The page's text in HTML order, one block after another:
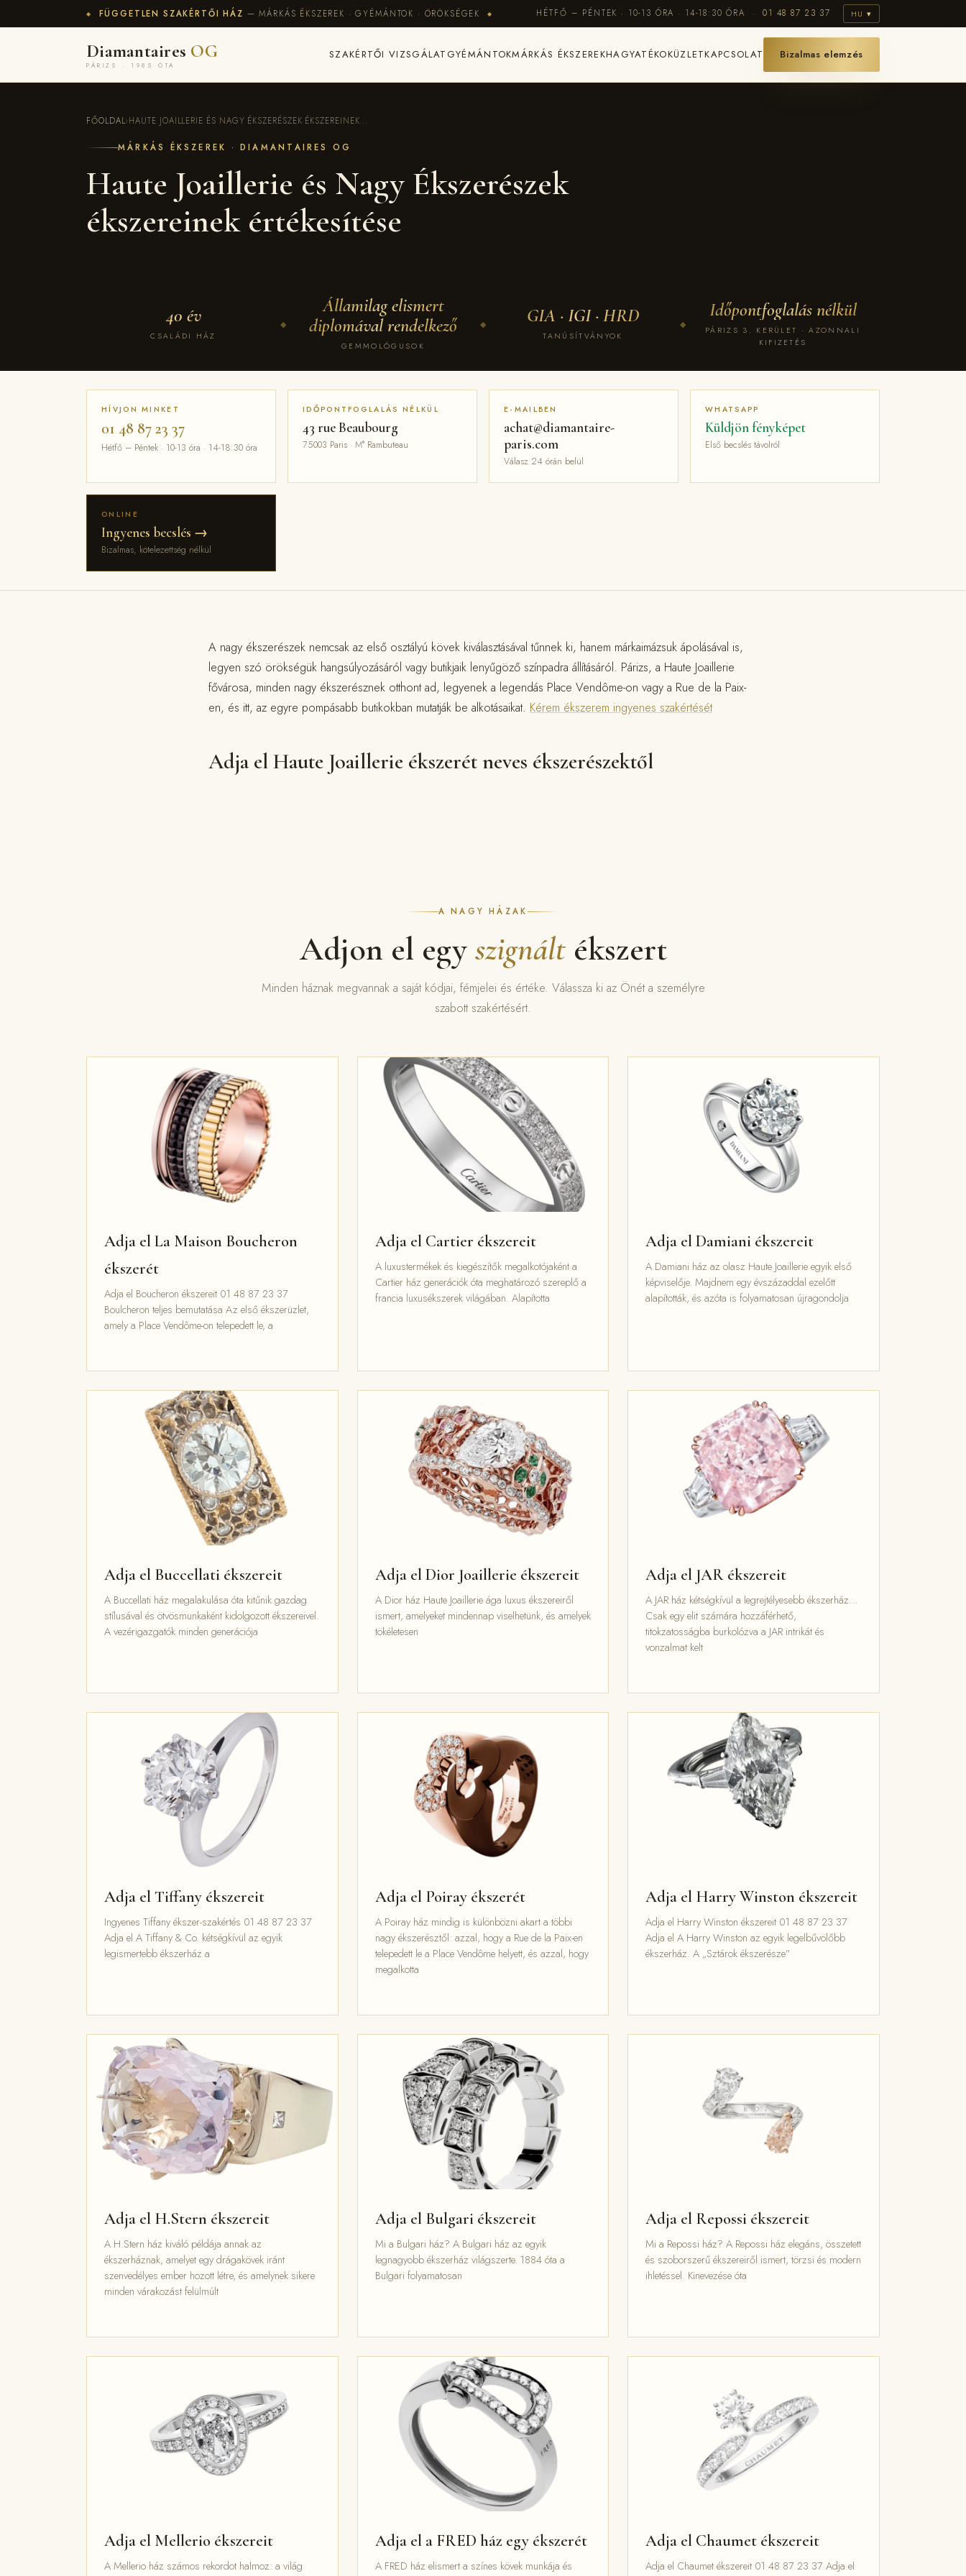
◆ FÜGGETLEN SZAKÉRTŐI HÁZ — MÁRKÁS ÉKSZEREK · GYÉMÁNTOK · ÖRÖKSÉGEK ◆ HÉTFŐ – PÉNTEK · 10-13 ÓRA · 14-18:30 ÓRA ·01 48 87 23 37 HU ▾
Diamantaires OG
PÁRIZS · 1985 ÓTA
SZAKÉRTŐI VIZSGÁLAT GYÉMÁNTOKMÁRKÁS ÉKSZEREKHAGYATÉKOKÜZLETKAPCSOLAT Bizalmas elemzés
FŐOLDAL›HAUTE JOAILLERIE ÉS NAGY ÉKSZERÉSZEK ÉKSZEREINEK...
MÁRKÁS ÉKSZEREK · DIAMANTAIRES OG
Haute Joaillerie és Nagy Ékszerészek
ékszereinek értékesítése
40 év
CSALÁDI HÁZ
◆
Államilag elismert
diplomával rendelkező
GEMMOLÓGUSOK
◆ GIA · IGI · HRD
TANÚSÍTVÁNYOK
◆
Időpontfoglalás nélkül
PÁRIZS 3. KERÜLET · AZONNALI
KIFIZETÉS
HÍVJON MINKET
01 48 87 23 37
Hétfő – Péntek · 10-13 óra · 14-18:30 óra
IDŐPONTFOGLALÁS NÉLKÜL
43 rue Beaubourg
75003 Paris · M° Rambuteau
E-MAILBEN
achat@diamantaire-
paris.com
Válasz 24 órán belül
WHATSAPP
Küldjön fényképet
Első becslés távolról
ONLINE
Ingyenes becslés →
Bizalmas, kötelezettség nélkül
A nagy ékszerészek nemcsak az első osztályú kövek kiválasztásával tűnnek ki, hanem márkaimázsuk ápolásával is,
legyen szó örökségük hangsúlyozásáról vagy butikjaik lenyűgöző színpadra állításáról. Párizs, a Haute Joaillerie
fővárosa, minden nagy ékszerésznek otthont ad, legyenek a legendás Place Vendôme-on vagy a Rue de la Paix-
en, és itt, az egyre pompásabb butikokban mutatják be alkotásaikat. Kérem ékszerem ingyenes szakértését
Adja el Haute Joaillerie ékszerét neves ékszerészektől
A NAGY HÁZAK
Adjon el egyszignáltékszert
Minden háznak megvannak a saját kódjai, fémjelei és értéke. Válassza ki az Önét a személyre
szabott szakértésért.
Adja el La Maison Boucheron
ékszerét
Adja el Boucheron ékszereit 01 48 87 23 37
Boulcheron teljes bemutatása Az első ékszerüzlet,
amely a Place Vendôme-on telepedett le, a
Adja el Cartier ékszereit
A luxustermékek és kiegészítők megalkotójaként a
Cartier ház generációk óta meghatározó szereplő a
francia luxusékszerek világában. Alapította
Adja el Damiani ékszereit
A Damiani ház az olasz Haute Joaillerie egyik első
képviselője. Majdnem egy évszázaddal ezelőtt
alapították, és azóta is folyamatosan újragondolja
Adja el Buccellati ékszereit
A Buccellati ház megalakulása óta kitűnik gazdag
stílusával és ötvösmunkaként kidolgozott ékszereivel.
A vezérigazgatók minden generációja
Adja el Dior Joaillerie ékszereit
A Dior ház Haute Joaillerie ága luxus ékszereiről
ismert, amelyeket mindennap viselhetünk, és amelyek
tökéletesen
Adja el JAR ékszereit
A JAR ház kétségkívül a legrejtélyesebb ékszerház…
Csak egy elit számára hozzáférhető,
titokzatosságba burkolózva a JAR intrikát és
vonzalmat kelt
Adja el Tiffany ékszereit
Ingyenes Tiffany ékszer-szakértés 01 48 87 23 37
Adja el A Tiffany & Co. kétségkívül az egyik
legismertebb ékszerház a
Adja el Poiray ékszerét
A Poiray ház mindig is különbözni akart a többi
nagy ékszerésztől: azzal, hogy a Rue de la Paix-en
telepedett le a Place Vendôme helyett, és azzal, hogy
megalkotta
Adja el Harry Winston ékszereit
Adja el Harry Winston ékszereit 01 48 87 23 37
Adja el A Harry Winston az egyik legelbűvölőbb
ékszerház. A „Sztárok ékszerésze”
Adja el H.Stern ékszereit
A H.Stern ház kiváló példája annak az
ékszerháznak, amelyet egy drágakövek iránt
szenvedélyes ember hozott létre, és amelynek sikere
minden várakozást felülmúlt
Adja el Bulgari ékszereit
Mi a Bulgari ház? A Bulgari ház az egyik
legnagyobb ékszerház világszerte. 1884 óta a
Bulgari folyamatosan
Adja el Repossi ékszereit
Mi a Repossi ház? A Repossi ház elegáns, összetett
és szoborszerű ékszereiről ismert, törzsi és modern
ihletéssel. Kinevezése óta
Adja el Mellerio ékszereit
A Mellerio ház számos rekordot halmoz: a világ
Adja el a FRED ház egy ékszerét
A FRED ház elismert a színes kövek munkája és
Adja el Chaumet ékszereit
Adja el Chaumet ékszereit 01 48 87 23 37 Adja el